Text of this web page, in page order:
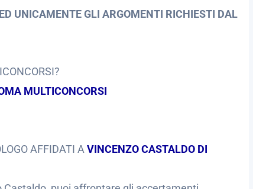
UNICAMENTE GLI ARGOMENTI RICHIESTI DAL
MULTICONCORSI
AFFIDATI A VINCENZO CASTALDO DI